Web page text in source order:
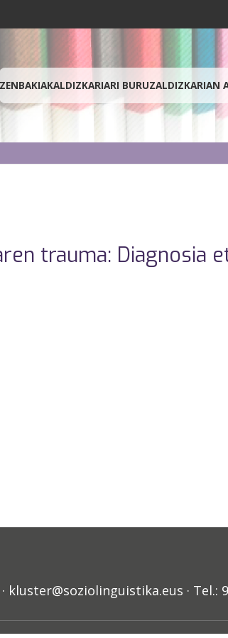
ZENBAKIAKALDIZKARIARI BURUZALDIZKARIAN
trauma: Diagnosia
kluster@soziolinguistika.eus · Tel.: